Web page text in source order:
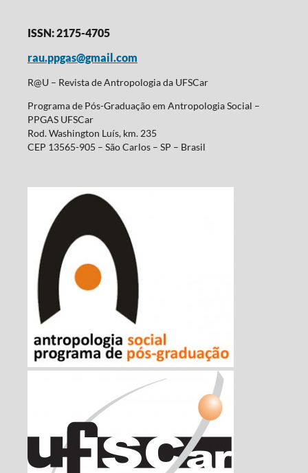
ISSN: 2175-4705
rau.ppgas@gmail.com
R@U – Revista de Antropologia da UFSCar
Programa de Pós-Graduação em Antropologia Social –
PPGAS UFSCar
Rod. Washington Luís, km. 235
CEP 13565-905 – São Carlos – SP – Brasil